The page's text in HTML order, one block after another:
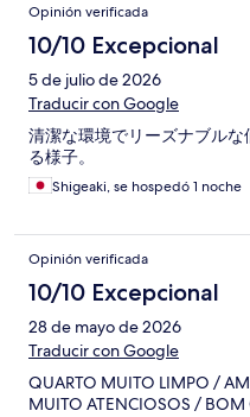
Opinión verificada
10/10 Excepcional
5 de julio de 2026
Traducir con Google
清潔な環境でリーズナブル
る様子。
Shigeaki, se hospedó 1 noche
Opinión verificada
10/10 Excepcional
28 de mayo de 2026
Traducir con Google
QUARTO MUITO LIMPO /
MUITO ATENCIOSOS / BOM